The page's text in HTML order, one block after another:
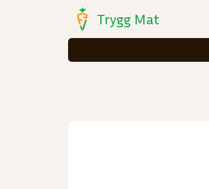
Trygg Mat